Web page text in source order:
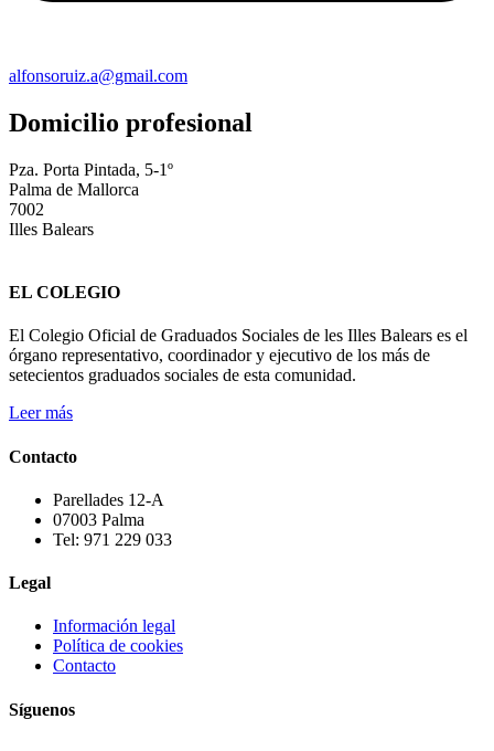
alfonsoruiz.a@gmail.com
Domicilio profesional
Pza. Porta Pintada, 5-1º
Palma de Mallorca
7002
Illes Balears
EL COLEGIO
El Colegio Oficial de Graduados Sociales de les Illes Balears es el
órgano representativo, coordinador y ejecutivo de los más de
setecientos graduados sociales de esta comunidad.
Leer más
Contacto
Parellades 12-A
07003 Palma
Tel: 971 229 033
Legal
Información legal
Política de cookies
Contacto
Síguenos